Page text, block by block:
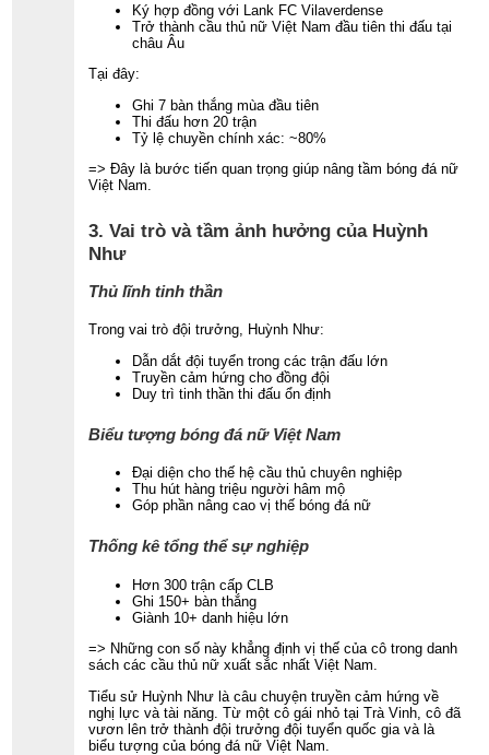
Ký hợp đồng với Lank FC Vilaverdense
Trở thành cầu thủ nữ Việt Nam đầu tiên thi đấu tại
châu Âu
Tại đây:
Ghi 7 bàn thắng mùa đầu tiên
Thi đấu hơn 20 trận
Tỷ lệ chuyền chính xác: ~80%
=> Đây là bước tiến quan trọng giúp nâng tầm bóng đá nữ
Việt Nam.
3. Vai trò và tầm ảnh hưởng của Huỳnh
Như
Thủ lĩnh tinh thần
Trong vai trò đội trưởng, Huỳnh Như:
Dẫn dắt đội tuyển trong các trận đấu lớn
Truyền cảm hứng cho đồng đội
Duy trì tinh thần thi đấu ổn định
Biểu tượng bóng đá nữ Việt Nam
Đại diện cho thế hệ cầu thủ chuyên nghiệp
Thu hút hàng triệu người hâm mộ
Góp phần nâng cao vị thế bóng đá nữ
Thống kê tổng thể sự nghiệp
Hơn 300 trận cấp CLB
Ghi 150+ bàn thắng
Giành 10+ danh hiệu lớn
=> Những con số này khẳng định vị thế của cô trong danh
sách các cầu thủ nữ xuất sắc nhất Việt Nam.
Tiểu sử Huỳnh Như là câu chuyện truyền cảm hứng về
nghị lực và tài năng. Từ một cô gái nhỏ tại Trà Vinh, cô đã
vươn lên trở thành đội trưởng đội tuyển quốc gia và là
biểu tượng của bóng đá nữ Việt Nam.